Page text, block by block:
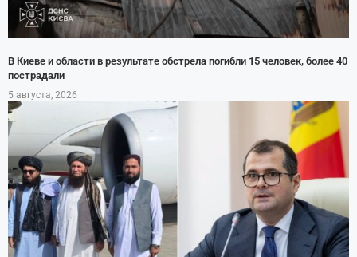
В Киеве и области в результате обстрела погибли 15 человек, более 40
пострадали
5 августа, 2026